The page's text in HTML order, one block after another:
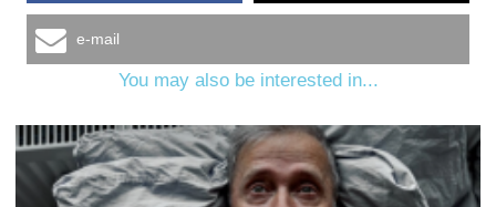
e-mail
You may also be interested in...